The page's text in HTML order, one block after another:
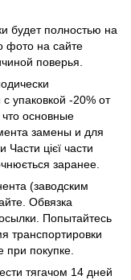
будет полностью на
фото на сайте
поверья.
упаковкой -20% от
основные
замены и для
цієї части
заранее.
(заводским
Обвязка
Попытайтесь
транспортировки
покупке.
тягачом 14 дней